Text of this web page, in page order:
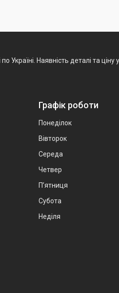
Наявність деталі та
Графік роботи
Понеділок
Вівторок
Середа
Четвер
Пʼятниця
Субота
Неділя